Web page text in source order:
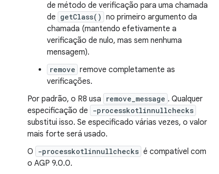
de método de verificação para uma chamada
de getClass() no primeiro argumento da
chamada (mantendo efetivamente a
verificação de nulo, mas sem nenhuma
mensagem).
remove remove completamente as
verificações.
Por padrão, o R8 usa
remove_message . Qualquer
especificação de
-processkotlinnullchecks
substitui isso. Se especificado várias vezes, o valor
mais forte será usado.
O
-processkotlinnullchecks é compatível com
o AGP 9.0.0.